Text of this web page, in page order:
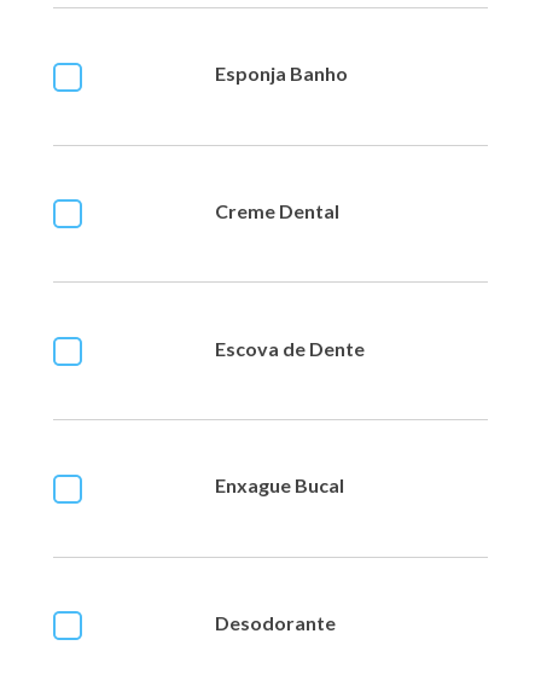
Esponja Banho
Creme Dental
Escova de Dente
Enxague Bucal
Desodorante